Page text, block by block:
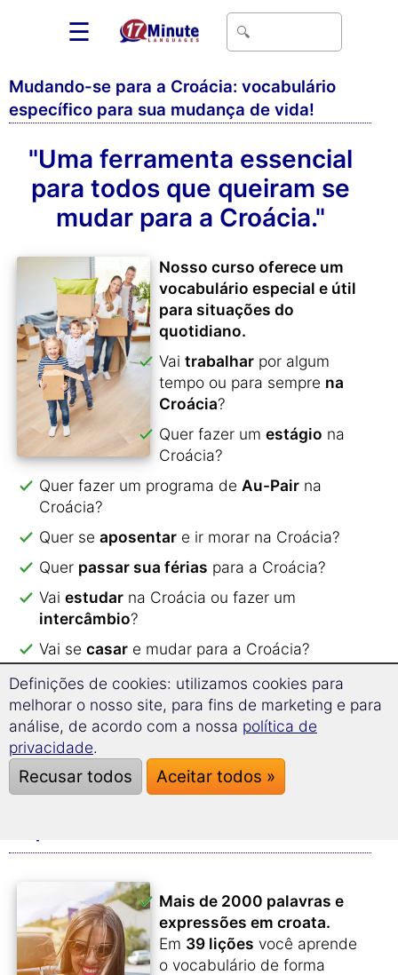
☰
Mudando-se para a Croácia: vocabulário
específico para sua mudança de vida!
"Uma ferramenta essencial
para todos que queiram se
mudar para a Croácia."
Nosso curso oferece um
vocabulário especial e útil
para situações do
quotidiano.
Vai trabalhar por algum
tempo ou para sempre na
Croácia?
Quer fazer um estágio na
Croácia?
Quer fazer um programa de Au-Pair na
Croácia?
Quer se aposentar e ir morar na Croácia?
Quer passar sua férias para a Croácia?
Vai estudar na Croácia ou fazer um
intercâmbio?
Vai se casar e mudar para a Croácia?
Com o nosso curso você aprendemais de 2000
palavras e expressões.
Todo o conteúdo do curso foi dividido em temas
para otimizar o aprendizado.
Mais de 2000 palavras e
expressões em croata.
Em 39 lições você aprende
o vocabulário de forma
Definições de cookies: utilizamos cookies para
melhorar o nosso site, para fins de marketing e para
análise, de acordo com a nossa política de
privacidade.
Recusar todos Aceitar todos »